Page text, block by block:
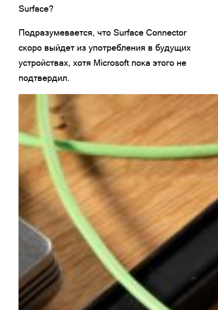
Surface?
Подразумевается, что Surface Connector
скоро выйдет из употребления в будущих
устройствах, хотя Microsoft пока этого не
подтвердил.